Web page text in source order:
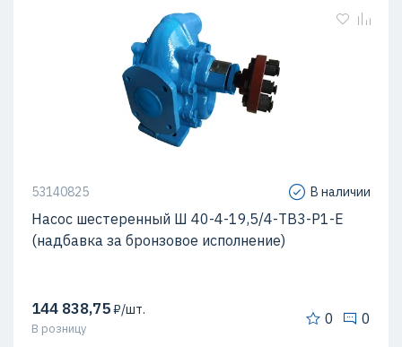
53140825 В наличии
Насос шестеренный Ш 40-4-19,5/4-ТВ3-Р1-Е
(надбавка за бронзовое исполнение)
144 838,75₽/шт.
В розницу
0 0